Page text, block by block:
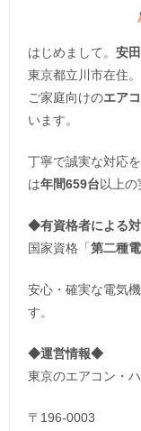
はじめまして。 安
東京都立川市在住。
ご家庭向けのエア
います。
丁寧で誠実な対応
は年間659台以上の
◆有資格者による
国家資格「 第二種
安心・確実な電気
す。
◆運営情報◆
東京のエアコン・
〒196-0003